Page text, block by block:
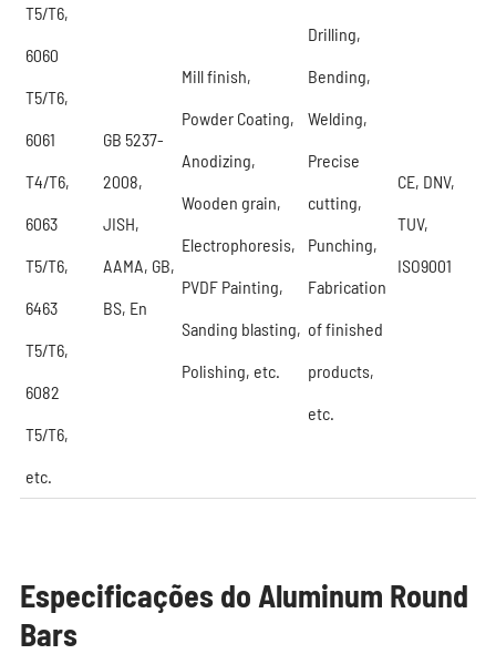
T5/T6,
6060
T5/T6,
6061
T4/T6,
6063
T5/T6,
6463
T5/T6,
6082
T5/T6,
etc.
GB 5237-
2008,
JISH,
AAMA, GB,
BS, En
Mill finish,
Powder Coating,
Anodizing,
Wooden grain,
Electrophoresis,
PVDF Painting,
Sanding blasting,
Polishing, etc.
Drilling,
Bending,
Welding,
Precise
cutting,
Punching,
Fabrication
of finished
products,
etc.
CE, DNV,
TUV,
ISO9001
Especificações do Aluminum Round
Bars